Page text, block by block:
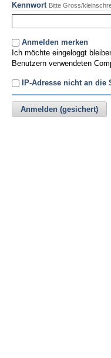
Kennwort Bitte Gross/
Anmelden merken
Ich möchte eingeloggt
Benutzern verwendeten
IP-Adresse nicht an die
Anmelden (gesichert)